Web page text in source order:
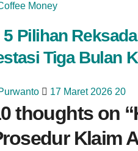
Money
5 Pilihan
Tiga Bulan
17 Maret 2026 20
thoughts on “
Klaim